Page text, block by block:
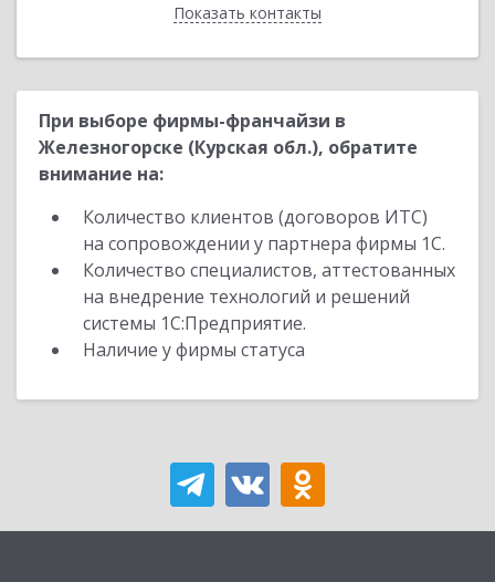
Показать контакты
Назад
При выборе фирмы-франчайзи в
Железногорске (Курская обл.), обратите
внимание на:
Количество клиентов (договоров ИТС)
на сопровождении у партнера фирмы 1С.
Количество специалистов, аттестованных
на внедрение технологий и решений
системы 1С:Предприятие.
Наличие у фирмы статуса